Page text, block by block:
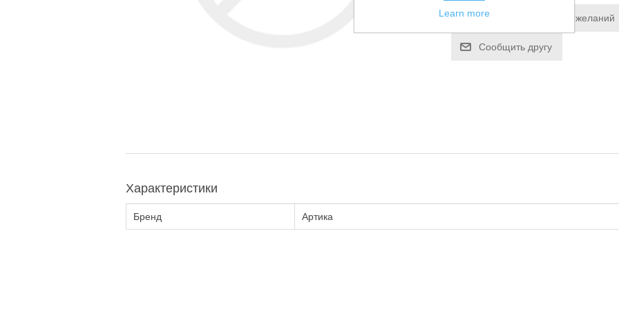
Добавить в список пожеланий
Сообщить другу
Характеристики
Бренд Артика
Learn more